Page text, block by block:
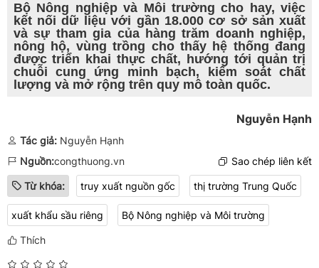
Bộ Nông nghiệp và Môi trường cho hay, việc
kết nối dữ liệu với gần 18.000 cơ sở sản xuất
và sự tham gia của hàng trăm doanh nghiệp,
nông hộ, vùng trồng cho thấy hệ thống đang
được triển khai thực chất, hướng tới quản trị
chuỗi cung ứng minh bạch, kiểm soát chất
lượng và mở rộng trên quy mô toàn quốc.
Nguyễn Hạnh
Tác giả: Nguyễn Hạnh
Nguồn:congthuong.vn Sao chép liên kết
Từ khóa: truy xuất nguồn gốc thị trường Trung Quốc
xuất khẩu sầu riêng Bộ Nông nghiệp và Môi trường
Thích